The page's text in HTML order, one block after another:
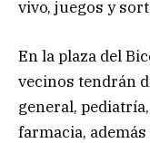
vivo, juegos y
En la plaza del
vecinos tendrán
general,
farmacia,